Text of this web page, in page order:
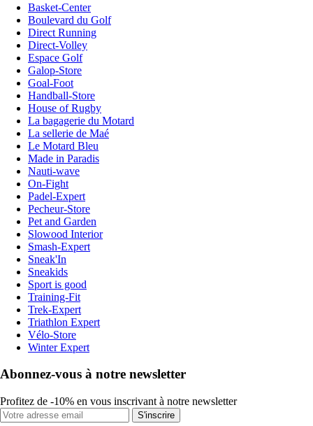
Basket-Center
Boulevard du Golf
Direct Running
Direct-Volley
Espace Golf
Galop-Store
Goal-Foot
Handball-Store
House of Rugby
La bagagerie du Motard
La sellerie de Maé
Le Motard Bleu
Made in Paradis
Nauti-wave
On-Fight
Padel-Expert
Pecheur-Store
Pet and Garden
Slowood Interior
Smash-Expert
Sneak'In
Sneakids
Sport is good
Training-Fit
Trek-Expert
Triathlon Expert
Vélo-Store
Winter Expert
Abonnez-vous à notre newsletter
Profitez de -10% en vous inscrivant à notre newsletter
S'inscrire